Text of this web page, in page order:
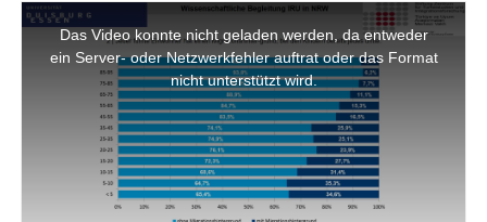
This
is
a
window.
Das Video konnte nicht geladen werden, da entweder
ein Server- oder Netzwerkfehler auftrat oder das Format
nicht unterstützt wird.